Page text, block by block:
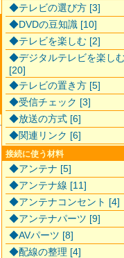
サイトマ
配線接続
合わせ|
◆テレビの選び方 [3]
◆DVDの豆知識 [10]
◆テレビを楽しむ [2]
◆デジタルテレビを楽し
[20]
◆テレビの置き方 [5]
◆受信チェック [3]
◆放送の方式 [6]
◆関連リンク [6]
接続に使う材料
◆アンテナ [5]
◆アンテナ線 [11]
◆アンテナコンセント [4]
◆アンテナパーツ [9]
◆AVパーツ [8]
◆配線の整理 [4]